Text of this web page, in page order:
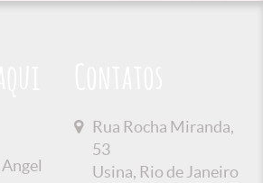
Rua Rocha Miranda,
53
Usina, Rio de Janeiro